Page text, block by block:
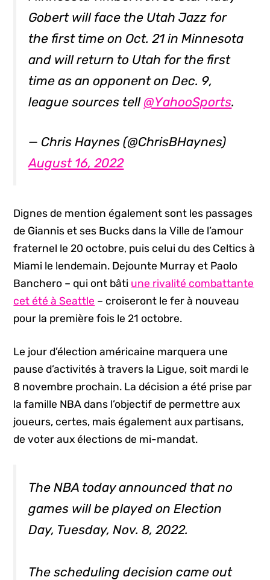
Gobert will face the Utah Jazz for
the first time on Oct. 21 in Minnesota
and will return to Utah for the first
time as an opponent on Dec. 9,
league sources tell @YahooSports.
— Chris Haynes (@ChrisBHaynes)
August 16, 2022
Dignes de mention également sont les passages
de Giannis et ses Bucks dans la Ville de l’amour
fraternel le 20 octobre, puis celui du des Celtics à
Miami le lendemain. Dejounte Murray et Paolo
Banchero – qui ont bâti une rivalité combattante
cet été à Seattle – croiseront le fer à nouveau
pour la première fois le 21 octobre.
Le jour d’élection américaine marquera une
pause d’activités à travers la Ligue, soit mardi le
8 novembre prochain. La décision a été prise par
la famille NBA dans l’objectif de permettre aux
joueurs, certes, mais également aux partisans,
de voter aux élections de mi-mandat.
The NBA today announced that no
games will be played on Election
Day, Tuesday, Nov. 8, 2022.
The scheduling decision came out